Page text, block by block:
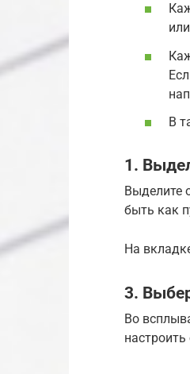
В
1.
Выделите
быть как
На
3.
Во